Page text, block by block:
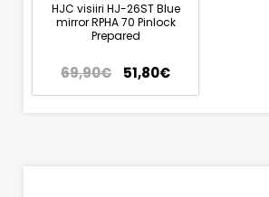
HJC visiiri HJ-26ST Blue
mirror RPHA 70 Pinlock
Prepared
69,90€ 51,80€